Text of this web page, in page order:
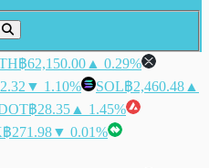
฿62,150.00 ▲ 0.29%
▼ 1.10% SOL฿2,460.48 ▲
฿28.35 ▲ 1.45%
฿271.98▼ 0.01%